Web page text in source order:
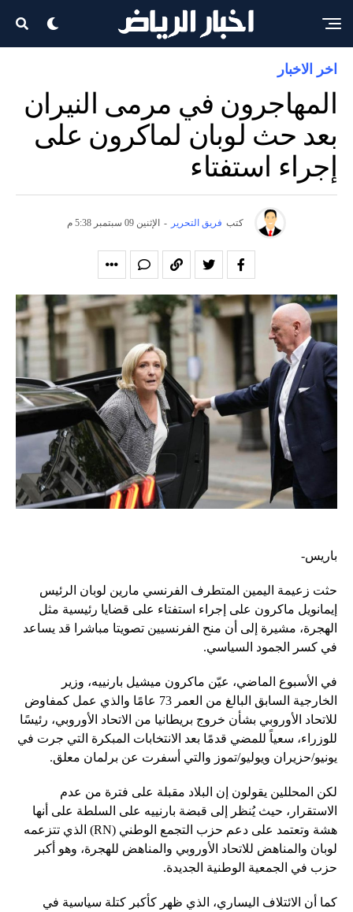
اخر الاخبار
المهاجرون في مرمى النيران
بعد حث لوبان لماكرون على
إجراء استفتاء
كتب فريق التحرير - الإثنين 09 سبتمبر 5:38 م
باريس-
حثت زعيمة اليمين المتطرف الفرنسي مارين لوبان الرئيس
إيمانويل ماكرون على إجراء استفتاء على قضايا رئيسية مثل
الهجرة، مشيرة إلى أن منح الفرنسيين تصويتا مباشرا قد يساعد
في كسر الجمود السياسي.
في الأسبوع الماضي، عيّن ماكرون ميشيل بارنييه، وزير
الخارجية السابق البالغ من العمر 73 عامًا والذي عمل كمفاوض
للاتحاد الأوروبي بشأن خروج بريطانيا من الاتحاد الأوروبي، رئيسًا
للوزراء، سعياً للمضي قدمًا بعد الانتخابات المبكرة التي جرت في
يونيو/حزيران ويوليو/تموز والتي أسفرت عن برلمان معلق.
لكن المحللين يقولون إن البلاد مقبلة على فترة من عدم
الاستقرار، حيث يُنظر إلى قبضة بارنييه على السلطة على أنها
هشة وتعتمد على دعم حزب التجمع الوطني (RN) الذي تتزعمه
لوبان والمناهض للاتحاد الأوروبي والمناهض للهجرة، وهو أكبر
حزب في الجمعية الوطنية الجديدة.
كما أن الائتلاف اليساري، الذي ظهر كأكبر كتلة سياسية في